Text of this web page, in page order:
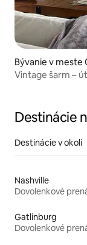
Bývanie v meste
Vintage šarm –
Destinácie
Destinácie v okolí
Nashville
Dovolenkové
Gatlinburg
Dovolenkové